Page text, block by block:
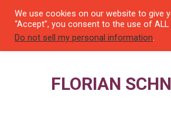
FLORIAN
We use cookies on our website to give
“Accept”, you consent to the use of
Do not sell my personal information.